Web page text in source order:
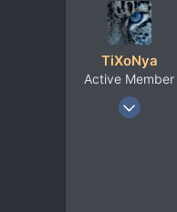
TiXoNya
Active Member
16 Янв 2021